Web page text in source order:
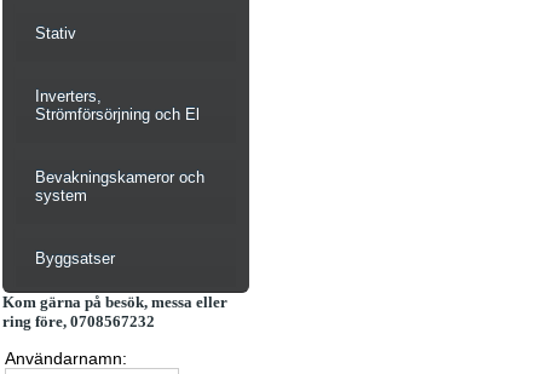
Stativ
Inverters,
Strömförsörjning och El
Bevakningskameror och
system
Byggsatser
Kom gärna på besök, messa eller
ring före, 0708567232
Användarnamn: